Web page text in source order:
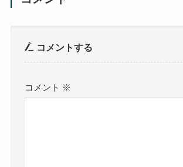
コメントする
コメント ※